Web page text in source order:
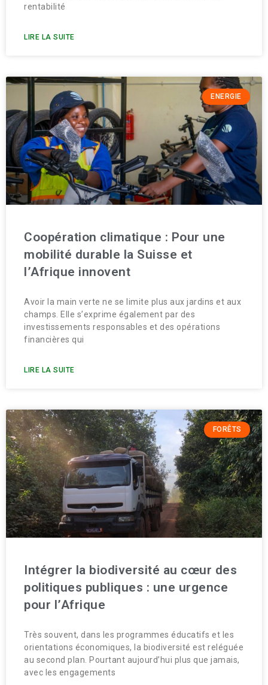
rentabilité
LIRE LA SUITE
ENERGIE
Coopération climatique : Pour une
mobilité durable la Suisse et
l’Afrique innovent
Avoir la main verte ne se limite plus aux jardins et aux
champs. Elle s’exprime également par des
investissements responsables et des opérations
financières qui
LIRE LA SUITE
FORÊTS
Intégrer la biodiversité au cœur des
politiques publiques : une urgence
pour l’Afrique
Très souvent, dans les programmes éducatifs et les
orientations économiques, la biodiversité est reléguée
au second plan. Pourtant aujourd’hui plus que jamais,
avec les engagements